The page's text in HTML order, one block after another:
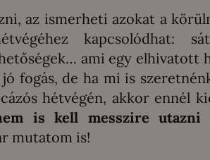
az ismerheti azokat a
kapcsolódhat:
ami egy elhivatott
fogás, de ha mi is
hétvégén, akkor ennél
is kell messzire utazni
mutatom is!